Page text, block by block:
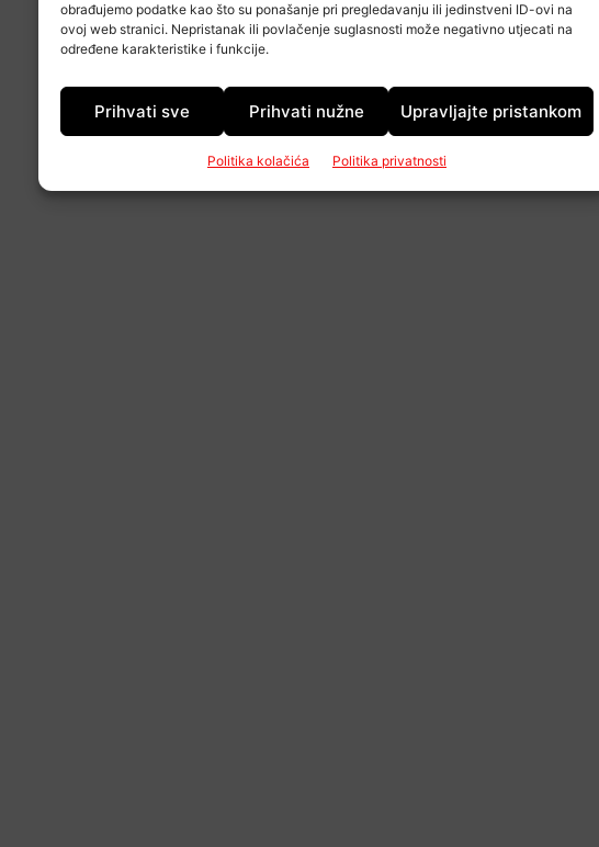
obrađujemo podatke kao što su ponašanje pri pregledavanju ili jedinstveni ID-ovi na
ovoj web stranici. Nepristanak ili povlačenje suglasnosti može negativno utjecati na
određene karakteristike i funkcije.
Prihvati sve Prihvati nužne Upravljajte pristankom
Politika kolačića Politika privatnosti